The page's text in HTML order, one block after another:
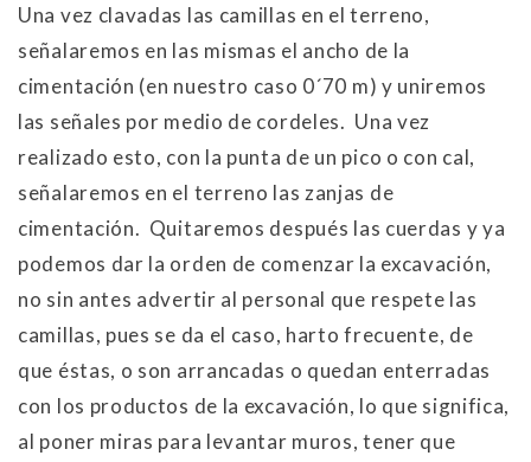
Una vez clavadas las camillas en el terreno,
señalaremos en las mismas el ancho de la
cimentación (en nuestro caso 0´70 m) y uniremos
las señales por medio de cordeles. Una vez
realizado esto, con la punta de un pico o con cal,
señalaremos en el terreno las zanjas de
cimentación. Quitaremos después las cuerdas y ya
podemos dar la orden de comenzar la excavación,
no sin antes advertir al personal que respete las
camillas, pues se da el caso, harto frecuente, de
que éstas, o son arrancadas o quedan enterradas
con los productos de la excavación, lo que significa,
al poner miras para levantar muros, tener que